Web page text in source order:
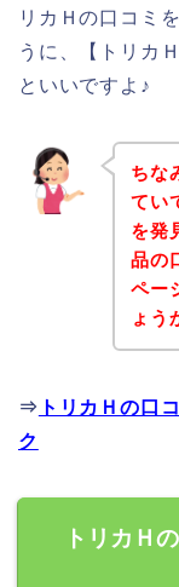
リカＨの口コミ
うに、【トリカ
といいですよ♪
ちな
てい
を発
品の
ペー
ょう
⇒ トリカＨの口
ク
トリカＨ